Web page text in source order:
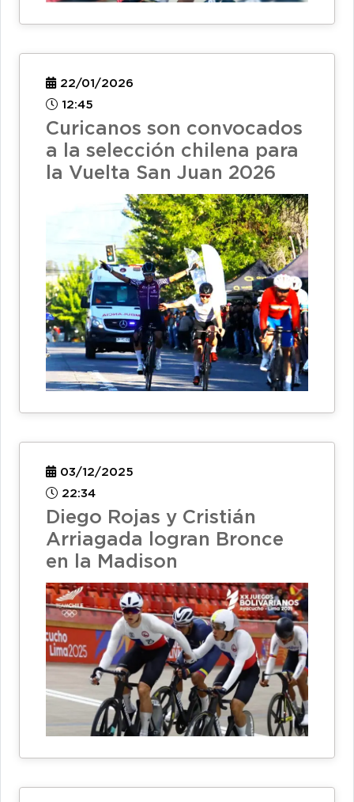
22/01/2026
12:45
Curicanos son convocados
a la selección chilena para
la Vuelta San Juan 2026
03/12/2025
22:34
Diego Rojas y Cristián
Arriagada logran Bronce
en la Madison